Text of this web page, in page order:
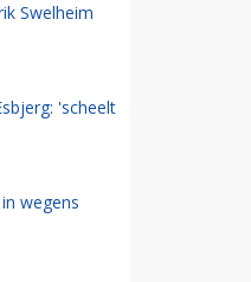
Swelheim
'scheelt
wegens